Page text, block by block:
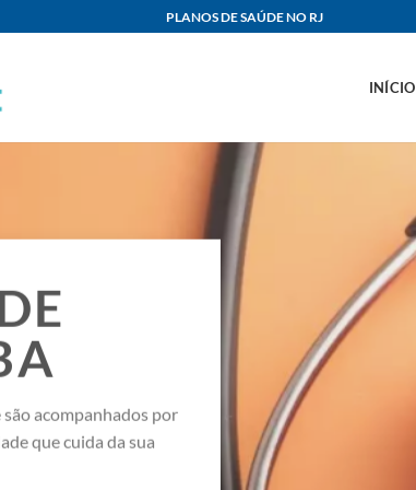
PLANOS DE SAÚDE NO RJ
INÍCIO
acompanhados por
que cuida da sua